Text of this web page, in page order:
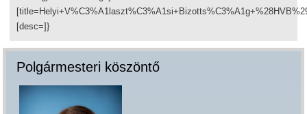
[desc=]}
Polgármesteri köszöntő